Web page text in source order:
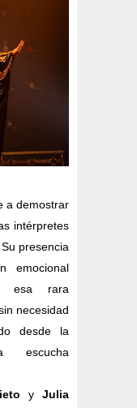
a demostrar
intérpretes
presencia
emocional
esa rara
necesidad
desde la
y Julia